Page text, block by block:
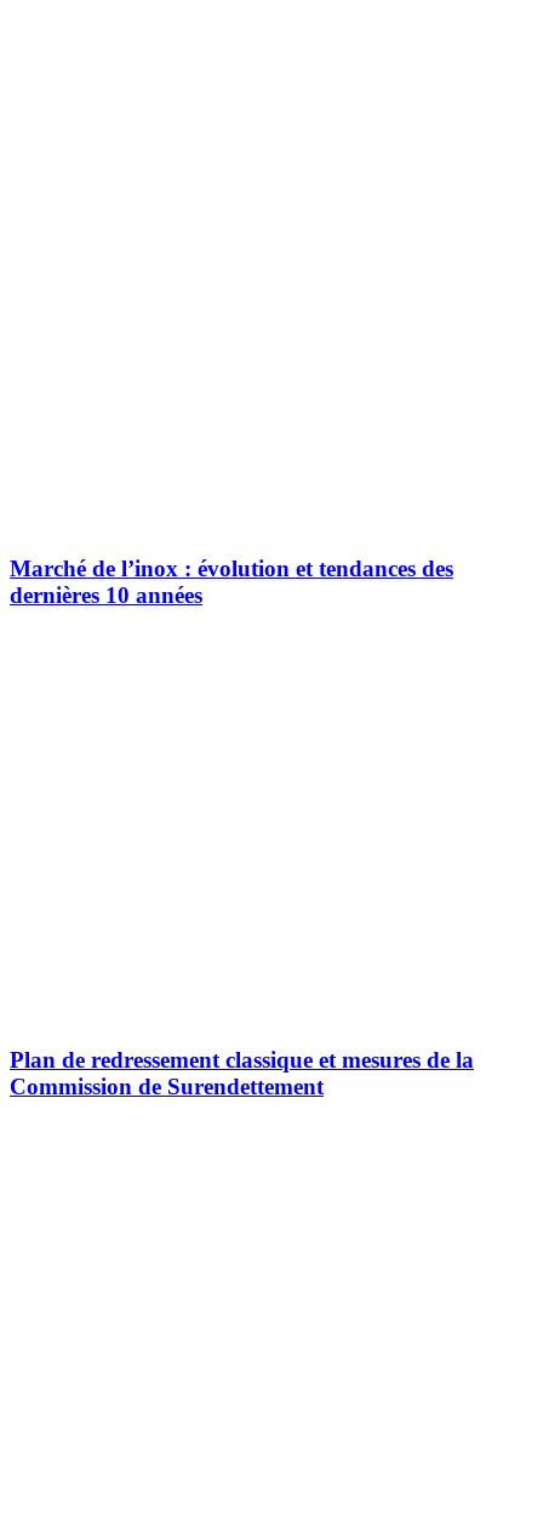
Marché de l’inox : évolution et tendances des
dernières 10 années
Plan de redressement classique et mesures de la
Commission de Surendettement